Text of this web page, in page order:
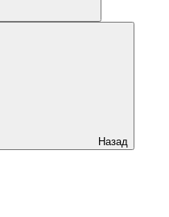
Назад